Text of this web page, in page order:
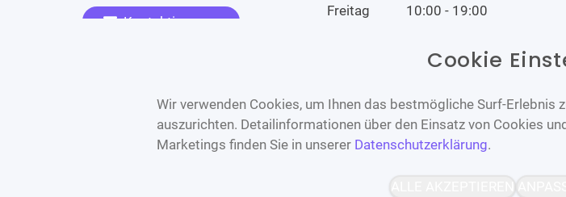
Kontaktiere uns
Freitag
10:00 - 19:00
Geschlossen
Cookie
Wir verwenden Cookies, um Ihnen das bestmögliche Surf-Erlebnis
auszurichten. Detailinformationen über den Einsatz von Cookies
Marketings finden Sie in unserer Datenschutzerklärung.
ALLE AKZEPTIEREN